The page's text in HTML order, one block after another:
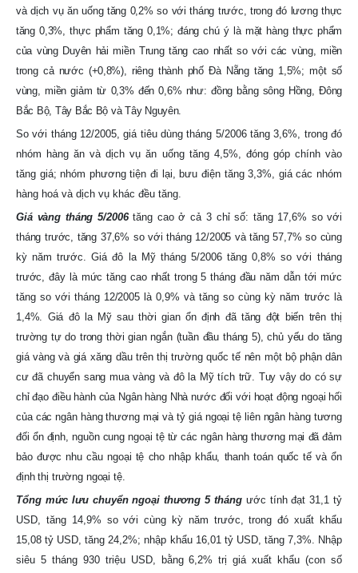
và dịch vụ ăn uống tăng 0,2% so với tháng trước, trong đó lương thực
tăng 0,3%, thực phẩm tăng 0,1%; đáng chú ý là mặt hàng thực phẩm
của vùng Duyên hải miền Trung tăng cao nhất so với các vùng, miền
trong cả nước (+0,8%), riêng thành phố Đà Nẵng tăng 1,5%; một số
vùng, miền giảm từ 0,3% đến 0,6% như: đồng bằng sông Hồng, Đông
Bắc Bộ, Tây Bắc Bộ và Tây Nguyên.
So với tháng 12/2005, giá tiêu dùng tháng 5/2006 tăng 3,6%, trong đó
nhóm hàng ăn và dịch vụ ăn uống tăng 4,5%, đóng góp chính vào
tăng giá; nhóm phương tiện đi lại, bưu điện tăng 3,3%, giá các nhóm
hàng hoá và dịch vụ khác đều tăng.
Giá vàng tháng 5/2006tăng cao ở cả 3 chỉ số: tăng 17,6% so với
tháng trước, tăng 37,6% so với tháng 12/2005 và tăng 57,7% so cùng
kỳ năm trước. Giá đô la Mỹ tháng 5/2006 tăng 0,8% so với tháng
trước, đây là mức tăng cao nhất trong 5 tháng đầu năm dẫn tới mức
tăng so với tháng 12/2005 là 0,9% và tăng so cùng kỳ năm trước là
1,4%. Giá đô la Mỹ sau thời gian ổn định đã tăng đột biến trên thị
trường tự do trong thời gian ngắn (tuần đầu tháng 5), chủ yếu do tăng
giá vàng và giá xăng dầu trên thị trường quốc tế nên một bộ phận dân
cư đã chuyển sang mua vàng và đô la Mỹ tích trữ. Tuy vậy do có sự
chỉ đạo điều hành của Ngân hàng Nhà nước đối với hoạt động ngoại hối
của các ngân hàng thương mại và tỷ giá ngoại tệ liên ngân hàng tương
đối ổn định, nguồn cung ngoại tệ từ các ngân hàng thương mại đã đảm
bảo được nhu cầu ngoại tệ cho nhập khẩu, thanh toán quốc tế và ổn
định thị trường ngoại tệ.
Tổng mức lưu chuyển ngoại thương 5 thángước tính đạt 31,1 tỷ
USD, tăng 14,9% so với cùng kỳ năm trước, trong đó xuất khẩu
15,08 tỷ USD, tăng 24,2%; nhập khẩu 16,01 tỷ USD, tăng 7,3%. Nhập
siêu 5 tháng 930 triệu USD, bằng 6,2% trị giá xuất khẩu (con số